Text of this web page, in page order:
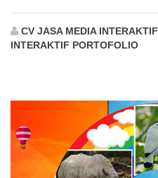
CV JASA MEDIA INTERAKTIF
INTERAKTIF PORTOFOLIO